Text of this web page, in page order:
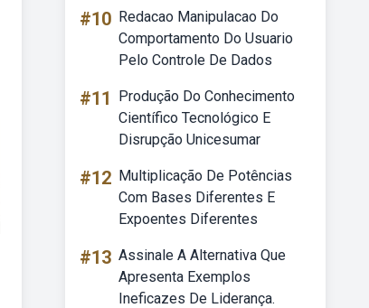
#10 Redacao Manipulacao Do
Comportamento Do Usuario
Pelo Controle De Dados
#11
Produção Do Conhecimento
Científico Tecnológico E
Disrupção Unicesumar
#12 Multiplicação De Potências
Com Bases Diferentes E
Expoentes Diferentes
#13 Assinale A Alternativa Que
Apresenta Exemplos
Ineficazes De Liderança.